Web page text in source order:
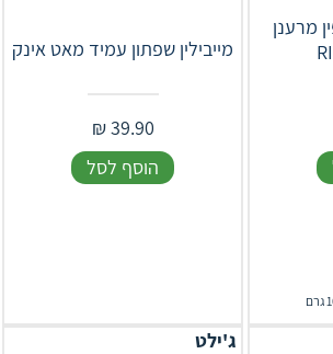
מרענן
מייבילין שפתון עמיד מאט אינק
39.90
₪
הוסף לסל
ג'ילט